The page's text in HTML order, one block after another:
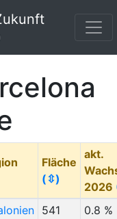
Fläche
(⇳)
akt.
2026
541
0.8 %